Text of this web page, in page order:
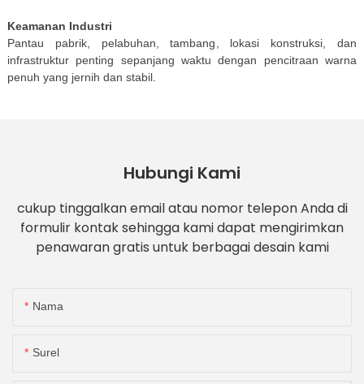
Keamanan Industri
Pantau pabrik, pelabuhan, tambang, lokasi konstruksi, dan
infrastruktur penting sepanjang waktu dengan pencitraan warna
penuh yang jernih dan stabil.
Hubungi Kami
cukup tinggalkan email atau nomor telepon Anda di
formulir kontak sehingga kami dapat mengirimkan
penawaran gratis untuk berbagai desain kami
Nama
Surel